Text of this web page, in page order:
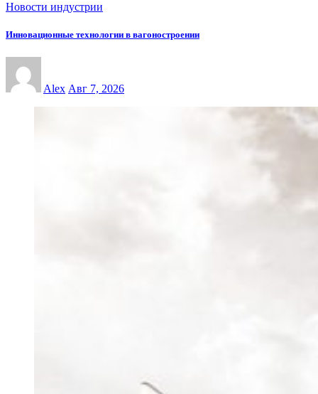
Новости индустрии
Инновационные технологии в вагоностроении
Alex Авг 7, 2026